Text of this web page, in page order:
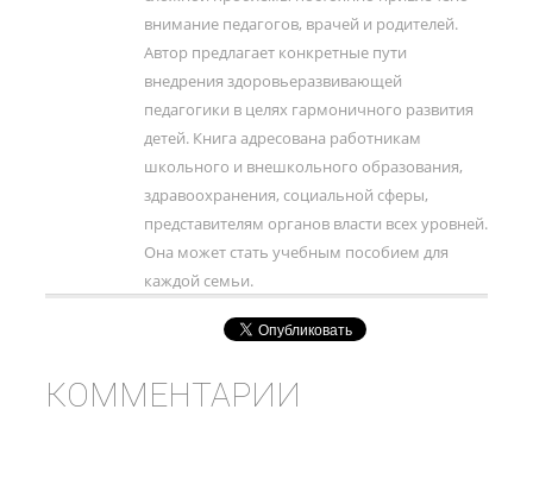
внимание педагогов, врачей и родителей.
Автор предлагает конкретные пути
внедрения здоровьеразви­вающей
педагогики в целях гармоничного развития
детей. Книга адресована работникам
школьного и внешкольного образования,
здравоохранения, социальной сферы,
представителям органов власти всех уровней.
Она может стать учебным пособием для
каждой семьи.
КОММЕНТАРИИ